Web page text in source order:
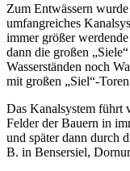
Zum Entwässern
umfangreiches
immer größer
dann die großen
Wasserständen noch
mit großen „Siel“-
Das Kanalsystem führt
Felder der Bauern in
und später dann durch
B. in Bensersiel,